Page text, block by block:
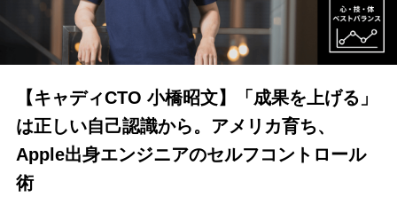
【キャディCTO 小橋昭文】「成果を上げる」
は正しい自己認識から。アメリカ育ち、
Apple出身エンジニアのセルフコントロール
術